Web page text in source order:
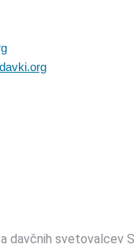
davčnih svetovalcev